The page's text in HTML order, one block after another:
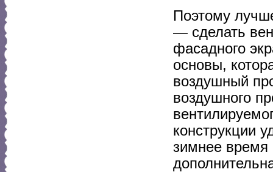
Поэтому
— сделать
фасадного
основы,
воздушный
воздушного
конструкции
зимнее время